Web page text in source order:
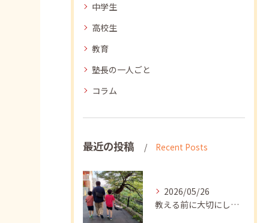
中学生
高校生
教育
塾長の一人ごと
コラム
最近の投稿 Recent Posts
2026/05/26
教える前に大切にしたいこと